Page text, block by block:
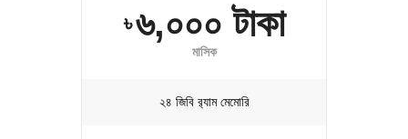
৳৬,০০০ টাকা
মাসিক
২৪ জিবি র‍্যাম মেমোরি